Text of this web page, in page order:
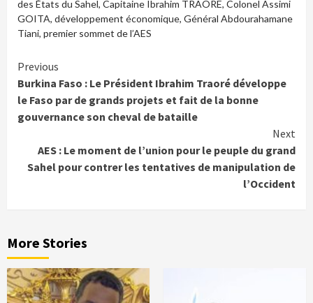
des États du Sahel, Capitaine Ibrahim TRAORE, Colonel Assimi
GOITA, développement économique, Général Abdourahamane
Tiani, premier sommet de l’AES
Continue
Reading
Previous
Burkina Faso : Le Président Ibrahim Traoré développe
le Faso par de grands projets et fait de la bonne
gouvernance son cheval de bataille
Next
AES : Le moment de l’union pour le peuple du grand
Sahel pour contrer les tentatives de manipulation de
l’Occident
More Stories